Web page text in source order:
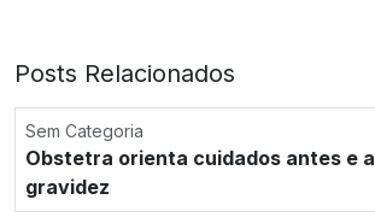
Posts Relacionados
Sem Categoria
Obstetra orienta cuidados antes e
gravidez